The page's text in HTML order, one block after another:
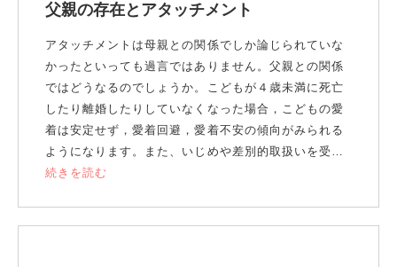
父親の存在とアタッチメント
アタッチメントは母親との関係でしか論じられていな
かったといっても過言ではありません。父親との関係
ではどうなるのでしょうか。こどもが４歳未満に死亡
したり離婚したりしていなくなった場合，こどもの愛
着は安定せず，愛着回避，愛着不安の傾向がみられる
ようになります。また、いじめや差別的取扱いを受…
続きを読む